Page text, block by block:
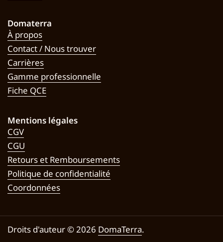
Domaterra
À propos
Contact / Nous trouver
Carrières
Gamme professionnelle
Fiche QCE
Mentions légales
CGV
CGU
Retours et Remboursements
Politique de confidentialité
Coordonnées
Droits d'auteur © 2026 DomaTerra.